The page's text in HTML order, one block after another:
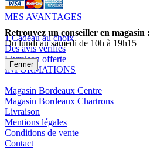
MES AVANTAGES
1 Cadeau au choix
Des avis vérifiés
Livraison offerte
INFORMATIONS
Magasin Bordeaux Centre
Magasin Bordeaux Chartrons
Livraison
Mentions légales
Conditions de vente
Contact
Retrouvez un conseiller en magasin :
Du lundi au samedi de 10h à 19h15
Fermer